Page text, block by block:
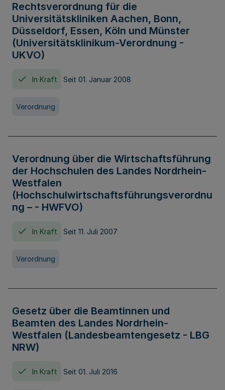
Rechtsverordnung für die
Universitätskliniken Aachen, Bonn,
Düsseldorf, Essen, Köln und Münster
(Universitätsklinikum-Verordnung -
UKVO)
In Kraft Seit 01. Januar 2008
Verordnung
Verordnung über die Wirtschaftsführung
der Hochschulen des Landes Nordrhein-
Westfalen
(Hochschulwirtschaftsführungsverordnu
ng – - HWFVO)
In Kraft Seit 11. Juli 2007
Verordnung
Gesetz über die Beamtinnen und
Beamten des Landes Nordrhein-
Westfalen (Landesbeamtengesetz - LBG
NRW)
In Kraft Seit 01. Juli 2016